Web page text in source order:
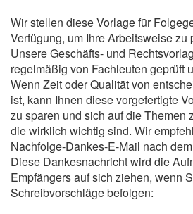
Wir stellen diese Vorlage für
Verfügung, um Ihre Arbeitsweise zu
Unsere Geschäfts- und
regelmäßig von Fachleuten geprüft
Wenn Zeit oder Qualität von
ist, kann Ihnen diese vorgefertigte
zu sparen und sich auf die Themen
die wirklich wichtig sind. Wir
Nachfolge-Dankes-E-Mail nach
Diese Dankesnachricht wird die
Empfängers auf sich ziehen, wenn
Schreibvorschläge befolgen: